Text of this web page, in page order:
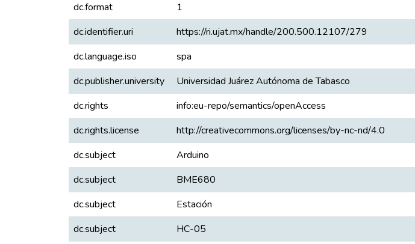
dc.format
1
dc.identifier.uri
https://ri.ujat.mx/handle/200.500.12107/279
dc.language.iso
spa
dc.publisher.university
Universidad Juárez Autónoma de Tabasco
dc.rights
info:eu-repo/semantics/openAccess
dc.rights.license
http://creativecommons.org/licenses/by-nc-nd/4.0
dc.subject
Arduino
dc.subject
BME680
dc.subject
Estación
dc.subject
HC-05